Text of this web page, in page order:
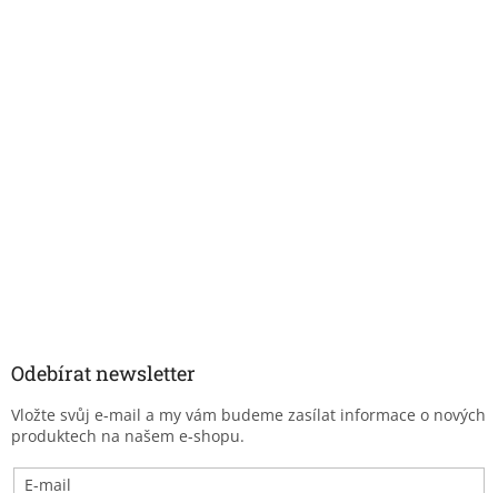
Odebírat newsletter
Vložte svůj e-mail a my vám budeme zasílat informace o nových
produktech na našem e-shopu.
E-mail